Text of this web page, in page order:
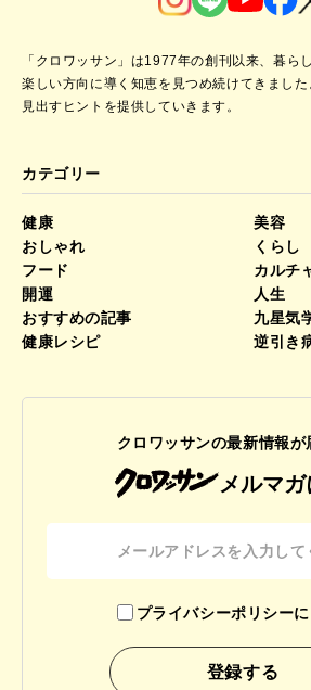
「クロワッサン」は1977年の創刊以来、暮ら
楽しい方向に導く知恵を見つめ続けてきました
見出すヒントを提供していきます。
カテゴリー
健康
美容
おしゃれ
くらし
フード
カルチ
開運
人生
おすすめの記事
九星気
健康レシピ
逆引き
クロワッサンの最新情報が
メルマ
プライバシーポリシー